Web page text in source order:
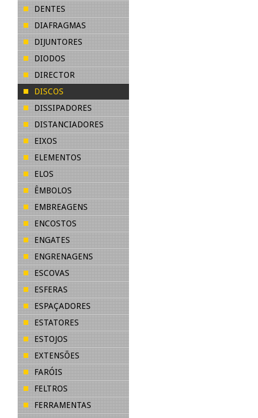
DENTES
DIAFRAGMAS
DIJUNTORES
DIODOS
DIRECTOR
DISCOS
DISSIPADORES
DISTANCIADORES
EIXOS
ELEMENTOS
ELOS
ÊMBOLOS
EMBREAGENS
ENCOSTOS
ENGATES
ENGRENAGENS
ESCOVAS
ESFERAS
ESPAÇADORES
ESTATORES
ESTOJOS
EXTENSÕES
FARÓIS
FELTROS
FERRAMENTAS